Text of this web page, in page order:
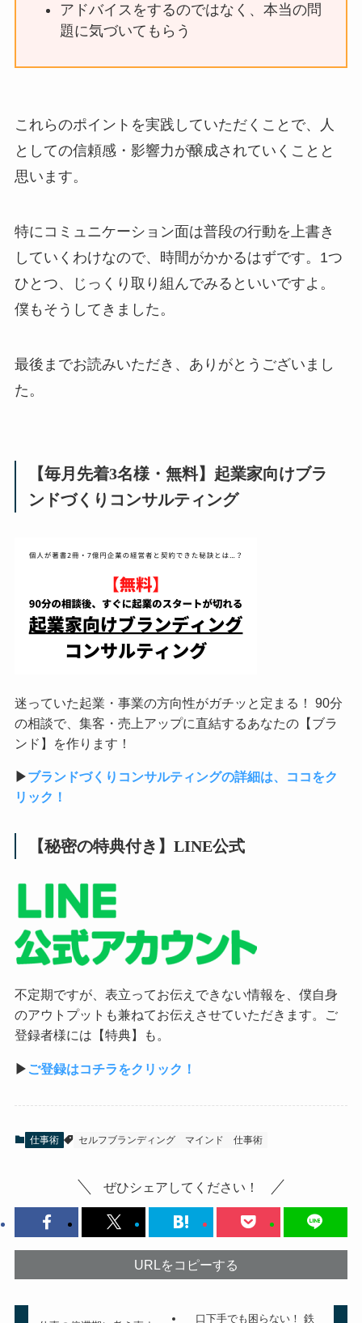
アドバイスをするのではなく、本当の問
題に気づいてもらう
これらのポイントを実践していただくことで、人
としての信頼感・影響力が醸成されていくことと
思います。
特にコミュニケーション面は普段の行動を上書き
していくわけなので、時間がかかるはずです。1つ
ひとつ、じっくり取り組んでみるといいですよ。
僕もそうしてきました。
最後までお読みいただき、ありがとうございまし
た。
【毎月先着3名様・無料】起業家向けブラ
ンドづくりコンサルティング
迷っていた起業・事業の方向性がガチッと定まる！ 90分
の相談で、集客・売上アップに直結するあなたの【ブラ
ンド】を作ります！
▶︎ブランドづくりコンサルティングの詳細は、ココをク
リック！
【秘密の特典付き】LINE公式
不定期ですが、表立ってお伝えできない情報を、僕自身
のアウトプットも兼ねてお伝えさせていただきます。ご
登録者様には【特典】も。
▶︎ ご登録はコチラをクリック！
仕事術 セルフブランディング マインド 仕事術
ぜひシェアしてください！
URLをコピーする
口下手でも困らない！ 鉄